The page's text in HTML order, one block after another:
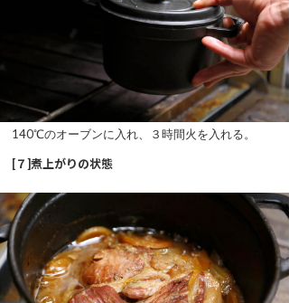
140℃のオーブンに入れ、３時間火を入れる。
[７]煮上がりの状態